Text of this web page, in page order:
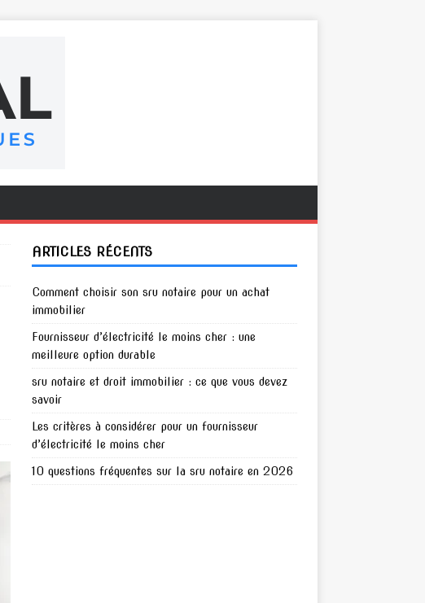
ARTICLES RÉCENTS
Comment choisir son sru notaire pour un achat
immobilier
Fournisseur d’électricité le moins cher : une
meilleure option durable
sru notaire et droit immobilier : ce que vous devez
savoir
Les critères à considérer pour un fournisseur
d’électricité le moins cher
10 questions fréquentes sur la sru notaire en 2026